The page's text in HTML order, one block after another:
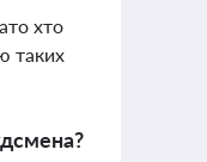
хто
таких